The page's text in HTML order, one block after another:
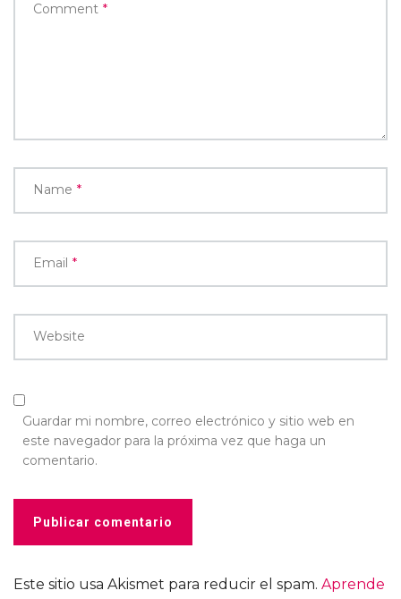
Comment *
Name *
Email *
Website
Guardar mi nombre, correo electrónico y sitio web en
este navegador para la próxima vez que haga un
comentario.
Este sitio usa Akismet para reducir el spam. Aprende